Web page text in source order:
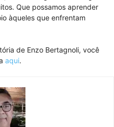
Que possamos aprender
àqueles que enfrentam
de Enzo Bertagnoli, você
aqui.